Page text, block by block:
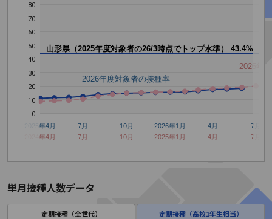
0
10
20
30
40
50
60
70
80
山形県（2025年度対象者の26/3時点でトップ水準） 43.4%
2026年度対象者の接種率
2025年
2025年4月 7月 10月 2026年1月 4月
7月
2024年4月
7月 10月 2025年1月 4月 7月
単月接種人数データ
定期接種（全世代） 定期接種（高校1年生相当）